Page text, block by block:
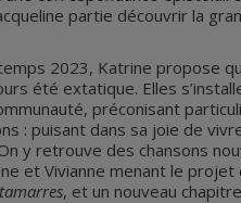
partie découvrir la
2023, Katrine propose
été extatique. Elles
préconisant
: puisant dans sa joie de
y retrouve des chansons
et Vivianne menant le
, et un nouveau